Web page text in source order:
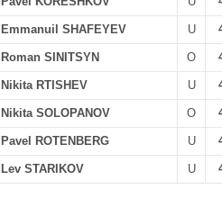
Emmanuil SHAFEYEV U
Roman SINITSYN O
Nikita RTISHEV U
Nikita SOLOPANOV O
Pavel ROTENBERG U
Lev STARIKOV U